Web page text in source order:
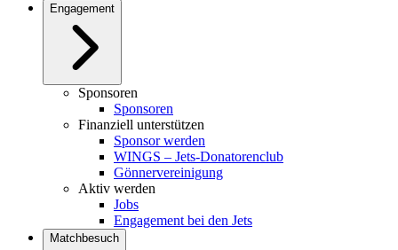
Engagement
Sponsoren
Sponsoren
Finanziell unterstützen
Sponsor werden
WINGS – Jets-Donatorenclub
Gönnervereinigung
Aktiv werden
Jobs
Engagement bei den Jets
Matchbesuch